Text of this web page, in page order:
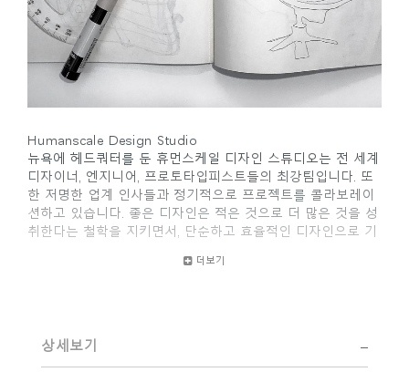
Humanscale Design Studio
뉴욕에 헤드쿼터를 둔 휴먼스케일 디자인 스튜디오는 전 세계
디자이너, 엔지니어, 프로토타입피스트들의 최강팀입니다. 또
한 저명한 업계 인사들과 정기적으로 프로젝트를 콜라보레이
션하고 있습니다. 좋은 디자인은 적은 것으로 더 많은 것을 성
취한다는 철학을 지키면서, 단순하고 효율적인 디자인으로 기
용자 경험과 제품과의 상호작용을 통한 인체공학적 접근방식
대한 철저한 연구와 인체공학 컨설턴트로 구성된 휴먼스케일
더보기
상세보기